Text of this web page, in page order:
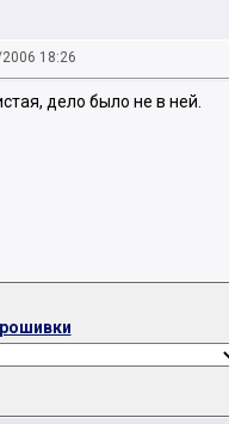
18:26
дело было не в ней.